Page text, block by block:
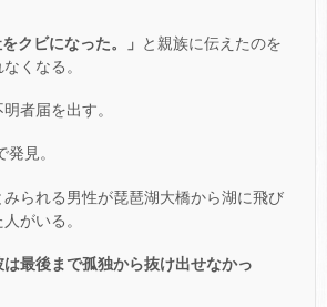
をクビになった。」 と親族に伝えたのを
くなる。
者届を出す。
見。
られる男性が琵琶湖大橋から湖に飛び
がいる。
は最後まで孤独から抜け出せなかっ